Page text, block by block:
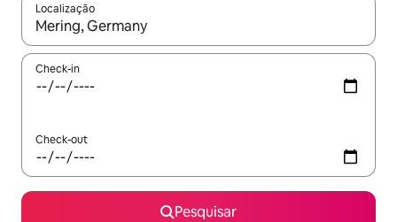
Localização
Quando os resultados estiverem disponíveis, navegue com
Check-in
Check-out
Pesquisar